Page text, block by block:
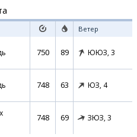
Ветер
750 89 ЮЮЗ, 3
748 63 ЮЗ, 4
748 69 ЗЮЗ, 3